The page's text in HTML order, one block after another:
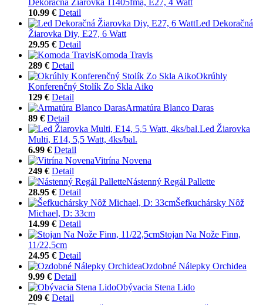
10.99 € Detail
Led Dekoračná
Žiarovka Diy, E27, 6 Watt
29.95 € Detail
Komoda Travis
289 € Detail
Okrúhly
Konferenčný Stolík Zo Skla Aiko
129 € Detail
Armatúra Blanco Daras
89 € Detail
Led Žiarovka
Multi, E14, 5,5 Watt, 4ks/bal.
6.99 € Detail
Vitrína Novena
249 € Detail
Nástenný Regál Pallette
28.95 € Detail
Šefkuchársky Nôž
Michael, D: 33cm
14.99 € Detail
Stojan Na Nože Finn,
11/22,5cm
24.95 € Detail
Ozdobné Nálepky Orchidea
9.99 € Detail
Obývacia Stena Lido
209 € Detail